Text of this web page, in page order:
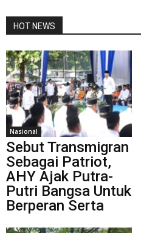
HOT NEWS
Nasional
Sebut Transmigran
Sebagai Patriot,
AHY Ajak Putra-
Putri Bangsa Untuk
Berperan Serta